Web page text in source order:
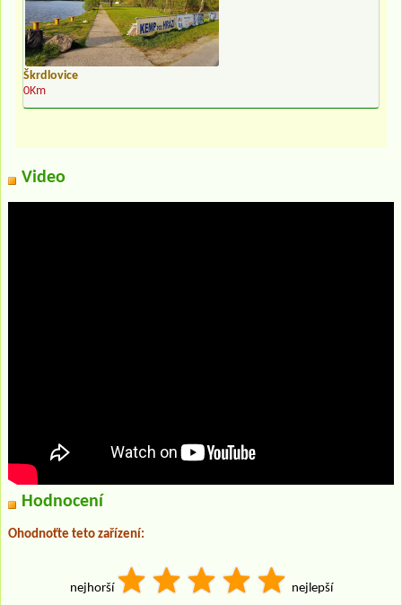
Škrdlovice
0Km
Video
Hodnocení
Ohodnoťte teto zařízení:
nejhorší nejlepší